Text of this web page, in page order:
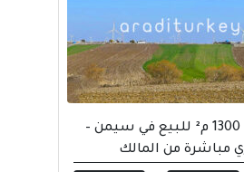
أرض سكنية 1300 م² للبيع في سيمن –
مباشرة من المالك